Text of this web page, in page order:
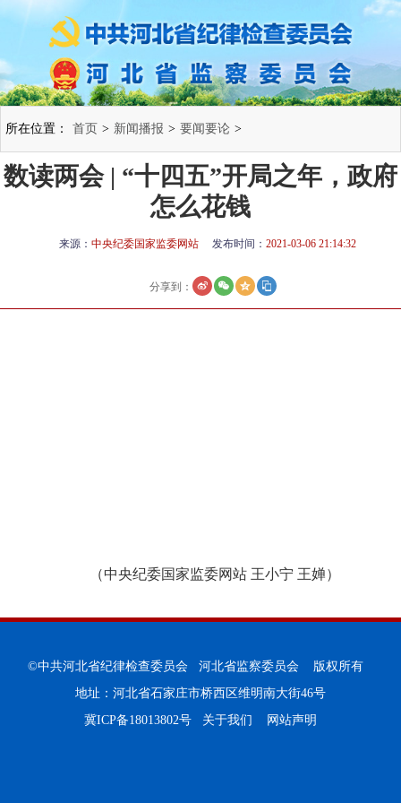
所在位置： 首页 > 新闻播报 > 要闻要论 >
数读两会 | “十四五”开局之年，政府
怎么花钱
来源： 中央纪委国家监委网站 发布时间： 2021-03-06 21:14:32
分享到：
（中央纪委国家监委网站 王小宁 王婵）
©中共河北省纪律检查委员会 河北省监察委员会 版权所有
地址：河北省石家庄市桥西区维明南大街46号
冀ICP备18013802号
关于我们 网站声明